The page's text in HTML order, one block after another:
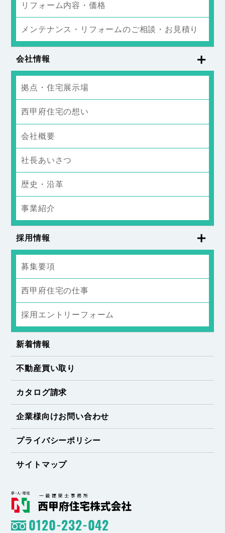
リフォーム内容・価格
メンテナンス・リフォームのご相談・お見積り
会社情報
拠点・住宅展示場
西甲府住宅の想い
会社概要
社長あいさつ
歴史・沿革
事業紹介
採用情報
募集要項
西甲府住宅の仕事
採用エントリーフォーム
新着情報
不動産買い取り
カタログ請求
企業様向けお問い合わせ
プライバシーポリシー
サイトマップ
0120-232-042